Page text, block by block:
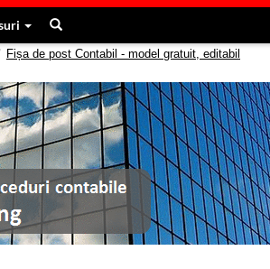
Fișa de post Contabil - model gratuit, editabil